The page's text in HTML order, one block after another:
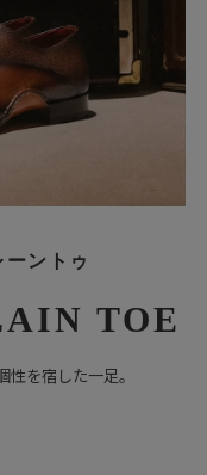
ントゥ
TOE
を宿した一足。